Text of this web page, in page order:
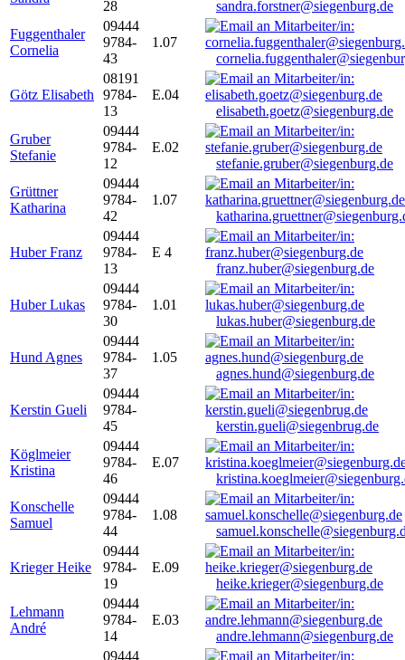
28
sandra.forstner@siegenburg.de
Fuggenthaler
Cornelia
09444
9784-
43
1.07
Götz Elisabeth
08191
9784-
13
E.04
elisabeth.goetz@siegenburg.de
Gruber
Stefanie
09444
9784-
12
E.02
stefanie.gruber@siegenburg.de
Grüttner
Katharina
09444
9784-
42
1.07
Huber Franz
09444
9784-
13
E 4
franz.huber@siegenburg.de
Huber Lukas
09444
9784-
30
1.01
lukas.huber@siegenburg.de
Hund Agnes
09444
9784-
37
1.05
agnes.hund@siegenburg.de
Kerstin Gueli
09444
9784-
45
kerstin.gueli@siegenbrug.de
Köglmeier
Kristina
09444
9784-
46
E.07
Konschelle
Samuel
09444
9784-
44
1.08
Krieger Heike
09444
9784-
19
E.09
heike.krieger@siegenburg.de
Lehmann
André
09444
9784-
14
E.03
andre.lehmann@siegenburg.de
09444